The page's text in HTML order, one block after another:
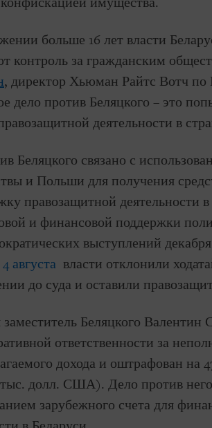
больше 16 лет власти
контроль за гражданским
, директор Хьюман Райтс Вотч
дело против Беляцкого – это
деятельности в
Беляцкого связано с
и Польши для получения
правозащитной деятельности
и финансовой поддержки
выступлений
августа власти отклонили
до суда и оставили
заместитель Беляцкого
ответственности за
дохода и оштрафован на
тыс. долл. США). Дело против
зарубежного счета для